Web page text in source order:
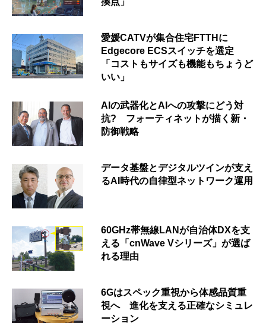
愛媛CATVが集合住宅FTTHに
Edgecore ECSスイッチを選定
「コストもサイズも機能もちょうど
いい」
AIの武器化とAIへの攻撃にどう対
抗? フォーティネットが描く新・
防御戦略
データ基盤とデジタルツインが支え
るAI時代の自律型ネットワーク運用
60GHz帯無線LANが自治体DXを支
える「cnWave Vシリーズ」が選ば
れる理由
6Gはスペック重視から体感品質重
視へ 進化を支える正確なシミュレ
ーション